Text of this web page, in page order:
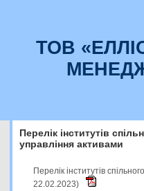
ТОВ
Перелік інститутів
управління активами
Перелік інститутів
22.02.2023)